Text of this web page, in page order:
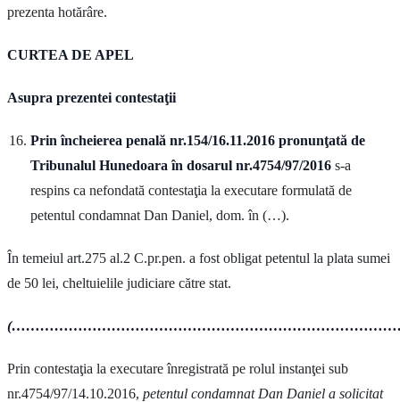
prezenta hotărâre.
CURTEA DE APEL
Asupra prezentei contestaţii
Prin încheierea penală nr.154/16.11.2016 pronunţată de
Tribunalul Hunedoara în dosarul nr.4754/97/2016 s-a
respins ca nefondată contestaţia la executare formulată de
petentul condamnat Dan Daniel, dom. în (…).
În temeiul art.275 al.2 C.pr.pen. a fost obligat petentul la plata sumei
de 50 lei, cheltuielile judiciare către stat.
Prin contestaţia la executare înregistrată pe rolul instanţei sub
nr.4754/97/14.10.2016, petentul condamnat Dan Daniel a solicitat